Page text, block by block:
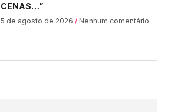
CENAS…”
5 de agosto de 2026 Nenhum comentário